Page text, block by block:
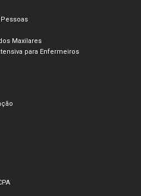
Maxilares
para Enfermeiros